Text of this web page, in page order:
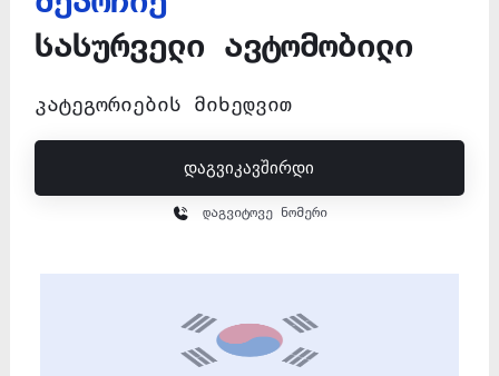
სასურველი ავტომობილი
კატეგორიების მიხედვით
დაგვიკავშირდი
დაგვიტოვე ნომერი